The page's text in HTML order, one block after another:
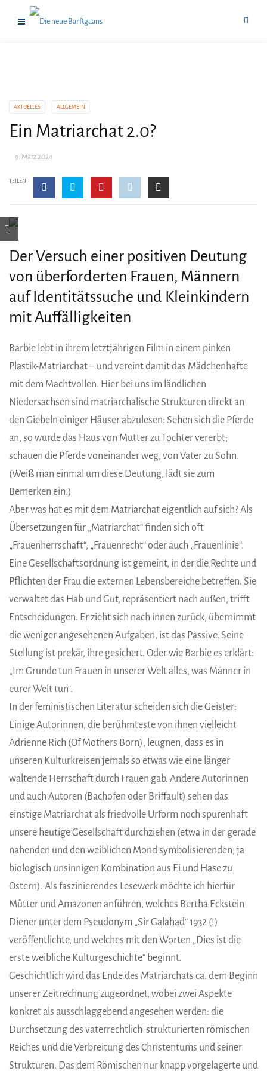
AKTUELLES ALLGEMEIN
Ein Matriarchat 2.0?
9. März 2024
TEILEN
Der Versuch einer positiven Deutung
von überforderten Frauen, Männern
auf Identitätssuche und Kleinkindern
mit Auffälligkeiten
Barbie lebt in ihrem letztjährigen Film in einem pinken
Plastik-Matriarchat – und vereint damit das Mädchenhafte
mit dem Machtvollen. Hier bei uns im ländlichen
Niedersachsen sind matriarchalische Strukturen direkt an
den Giebeln einiger Häuser abzulesen: Sehen sich die Pferde
an, so wurde das Haus von Mutter zu Tochter vererbt;
schauen die Pferde voneinander weg, von Vater zu Sohn.
(Weiß man einmal um diese Deutung, lädt sie zum
Bemerken ein.)
Aber was hat es mit dem Matriarchat eigentlich auf sich? Als
Übersetzungen für „Matriarchat“ finden sich oft
„Frauenherrschaft“, „Frauenrecht“ oder auch „Frauenlinie“.
Eine Gesellschaftsordnung ist gemeint, in der die Rechte und
Pflichten der Frau die externen Lebensbereiche betreffen. Sie
verwaltet das Hab und Gut, repräsentiert nach außen, trifft
Entscheidungen. Er zieht sich nach innen zurück, übernimmt
die weniger angesehenen Aufgaben, ist das Passive. Seine
Stellung ist prekär, ihre gesichert. Oder wie Barbie es erklärt:
„Im Grunde tun Frauen in unserer Welt alles, was Männer in
eurer Welt tun“.
In der feministischen Literatur scheiden sich die Geister:
Einige Autorinnen, die berühmteste von ihnen vielleicht
Adrienne Rich (Of Mothers Born), leugnen, dass es in
unseren Kulturkreisen jemals so etwas wie eine länger
waltende Herrschaft durch Frauen gab. Andere Autorinnen
und auch Autoren (Bachofen oder Briffault) sehen das
einstige Matriarchat als friedvolle Urform noch spurenhaft
unsere heutige Gesellschaft durchziehen (etwa in der gerade
nahenden und den weiblichen Mond symbolisierenden, ja
biologisch unsinnigen Kombination aus Ei und Hase zu
Ostern). Als faszinierendes Lesewerk möchte ich hierfür
Mütter und Amazonen anführen, welches Bertha Eckstein
Diener unter dem Pseudonym „Sir Galahad“ 1932 (!)
veröffentlichte, und welches mit den Worten „Dies ist die
erste weibliche Kulturgeschichte“ beginnt.
Geschichtlich wird das Ende des Matriarchats ca. dem Beginn
unserer Zeitrechnung zugeordnet, wobei zwei Aspekte
konkret als ausschlaggebend angesehen werden: die
Durchsetzung des vaterrechtlich-strukturierten römischen
Reiches und die Verbreitung des Christentums und seiner
Strukturen. Das dem Römischen nur knapp vorgelagerte und